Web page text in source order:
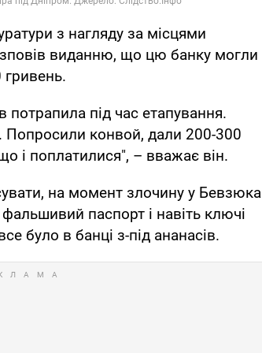
з нагляду за місцями
виданню, що цю банку могли
гривень.
потрапила під час етапування.
конвой, дали 200-300
і поплатилися", – вважає він.
на момент злочину у Бевзюка
фальшивий паспорт і навіть ключі
було в банці з-під ананасів.